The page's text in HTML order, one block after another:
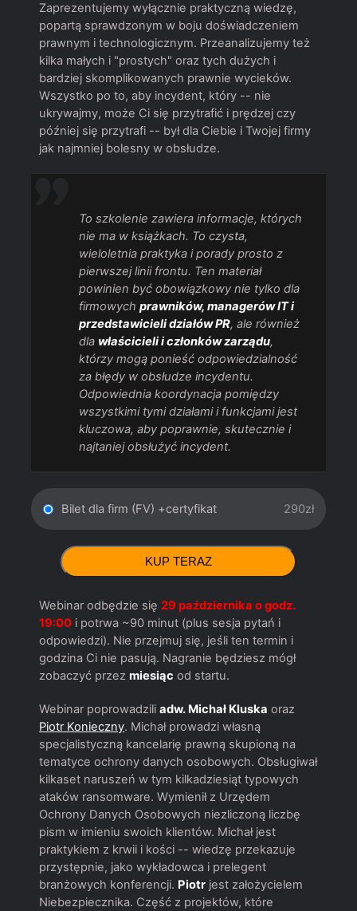
Zaprezentujemy wyłącznie praktyczną wiedzę,
popartą sprawdzonym w boju doświadczeniem
prawnym i technologicznym. Przeanalizujemy też
kilka małych i "prostych" oraz tych dużych i
bardziej skomplikowanych prawnie wycieków.
Wszystko po to, aby incydent, który -- nie
ukrywajmy, może Ci się przytrafić i prędzej czy
później się przytrafi -- był dla Ciebie i Twojej firmy
jak najmniej bolesny w obsłudze.
To szkolenie zawiera informacje, których
nie ma w książkach. To czysta,
wieloletnia praktyka i porady prosto z
pierwszej linii frontu. Ten materiał
powinien być obowiązkowy nie tylko dla
firmowychprawników, managerów IT i
przedstawicieli działów PR, ale również
dla właścicieli i członków zarządu,
którzy mogą ponieść odpowiedzialność
za błędy w obsłudze incydentu.
Odpowiednia koordynacja pomiędzy
wszystkimi tymi działami i funkcjami jest
kluczowa, aby poprawnie, skutecznie i
najtaniej obsłużyć incydent.
Bilet dla firm (FV) +certyfikat 290zł
Webinar odbędzie się29 października o godz.
19:00 i potrwa ~90 minut (plus sesja pytań i
odpowiedzi). Nie przejmuj się, jeśli ten termin i
godzina Ci nie pasują. Nagranie będziesz mógł
zobaczyć przezmiesiąc od startu.
Webinar poprowadziliadw. Michał Kluska oraz
Piotr Konieczny. Michał prowadzi własną
specjalistyczną kancelarię prawną skupioną na
tematyce ochrony danych osobowych. Obsługiwał
kilkaset naruszeń w tym kilkadziesiąt typowych
ataków ransomware. Wymienił z Urzędem
Ochrony Danych Osobowych niezliczoną liczbę
pism w imieniu swoich klientów. Michał jest
praktykiem z krwii i kości -- wiedzę przekazuje
przystępnie, jako wykładowca i prelegent
branżowych konferencji. Piotr jest założycielem
Niebezpiecznika. Część z projektów, które